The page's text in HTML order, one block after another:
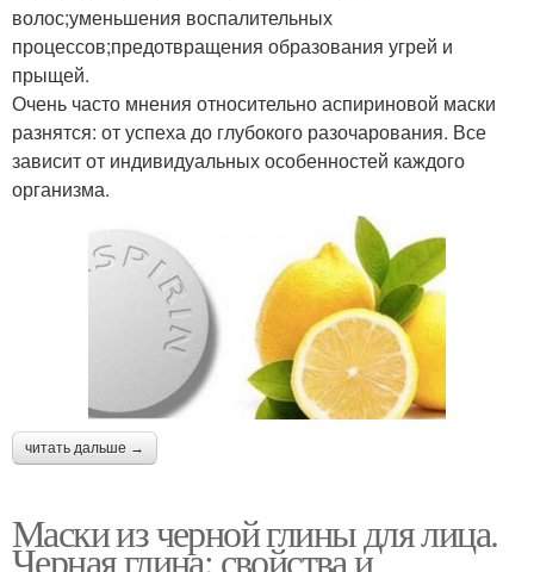
волос;уменьшения воспалительных
процессов;предотвращения образования угрей и
прыщей.
Очень часто мнения относительно аспириновой маски
разнятся: от успеха до глубокого разочарования. Все
зависит от индивидуальных особенностей каждого
организма.
читать дальше →
Маски из черной глины для лица.
Черная глина: свойства и